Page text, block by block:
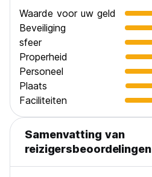
Waarde voor uw geld
Beveiliging
sfeer
Properheid
Personeel
Plaats
Faciliteiten
Samenvatting van
reizigersbeoordelingen